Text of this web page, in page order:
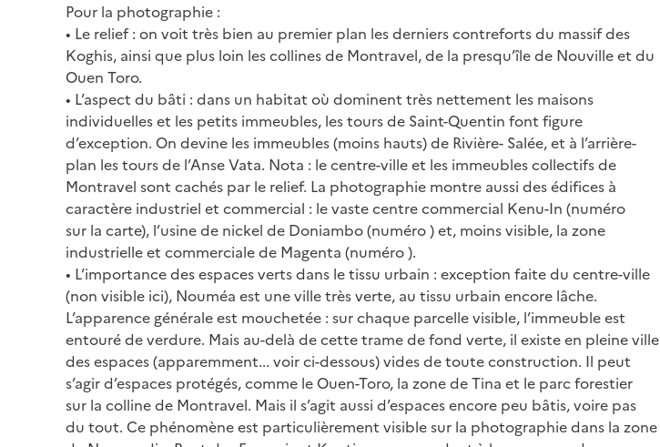
Pour la photographie :
• Le relief : on voit très bien au premier plan les derniers contreforts du massif des
Koghis, ainsi que plus loin les collines de Montravel, de la presqu’île de Nouville et du
Ouen Toro.
• L’aspect du bâti : dans un habitat où dominent très nettement les maisons
individuelles et les petits immeubles, les tours de Saint-Quentin font figure
d’exception. On devine les immeubles (moins hauts) de Rivière- Salée, et à l’arrière-
plan les tours de l’Anse Vata. Nota : le centre-ville et les immeubles collectifs de
Montravel sont cachés par le relief. La photographie montre aussi des édifices à
caractère industriel et commercial : le vaste centre commercial Kenu-In (numéro
sur la carte), l’usine de nickel de Doniambo (numéro ) et, moins visible, la zone
industrielle et commerciale de Magenta (numéro ).
• L’importance des espaces verts dans le tissu urbain : exception faite du centre-ville
(non visible ici), Nouméa est une ville très verte, au tissu urbain encore lâche.
L’apparence générale est mouchetée : sur chaque parcelle visible, l’immeuble est
entouré de verdure. Mais au-delà de cette trame de fond verte, il existe en pleine ville
des espaces (apparemment... voir ci-dessous) vides de toute construction. Il peut
s’agir d’espaces protégés, comme le Ouen-Toro, la zone de Tina et le parc forestier
sur la colline de Montravel. Mais il s’agit aussi d’espaces encore peu bâtis, voire pas
du tout. Ce phénomène est particulièrement visible sur la photographie dans la zone